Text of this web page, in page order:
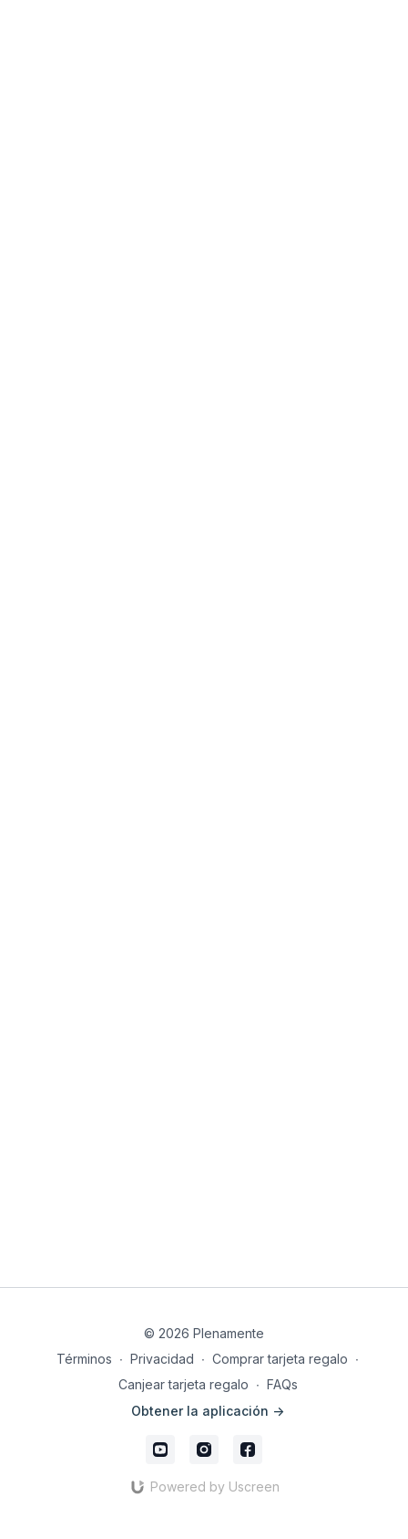
© 2026 Plenamente
Términos ∙ Privacidad ∙ Comprar tarjeta regalo ∙
Canjear tarjeta regalo ∙ FAQs
Obtener la aplicación ->
Powered by Uscreen